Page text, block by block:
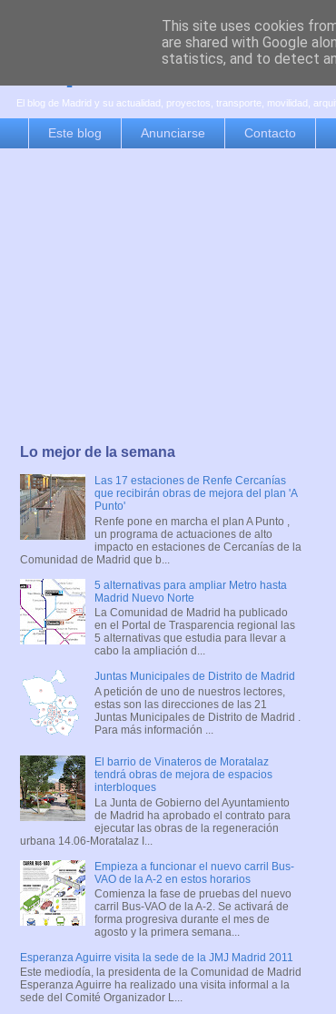
es por madrid
El blog de Madrid y su actualidad, proyectos, transporte, movilidad,
Este blog Anunciarse Contacto
Lo mejor de la semana
Las 17 estaciones de Renfe Cercanías
que recibirán obras de mejora del plan 'A
Punto'
Renfe pone en marcha el plan A Punto ,
un programa de actuaciones de alto
impacto en estaciones de Cercanías de la
Comunidad de Madrid que b...
5 alternativas para ampliar Metro hasta
Madrid Nuevo Norte
La Comunidad de Madrid ha publicado
en el Portal de Trasparencia regional las
5 alternativas que estudia para llevar a
cabo la ampliación d...
Juntas Municipales de Distrito de Madrid
A petición de uno de nuestros lectores,
estas son las direcciones de las 21
Juntas Municipales de Distrito de Madrid .
Para más información ...
El barrio de Vinateros de Moratalaz
tendrá obras de mejora de espacios
interbloques
La Junta de Gobierno del Ayuntamiento
de Madrid ha aprobado el contrato para
ejecutar las obras de la regeneración
urbana 14.06-Moratalaz I...
Empieza a funcionar el nuevo carril Bus-
VAO de la A-2 en estos horarios
Comienza la fase de pruebas del nuevo
carril Bus-VAO de la A-2. Se activará de
forma progresiva durante el mes de
agosto y la primera semana...
Esperanza Aguirre visita la sede de la JMJ Madrid 2011
Este mediodía, la presidenta de la Comunidad de Madrid
Esperanza Aguirre ha realizado una visita informal a la
sede del Comité Organizador L...
This site uses cookies
are shared with Google
statistics, and to detect